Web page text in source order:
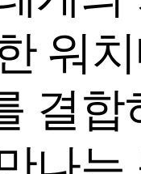
워
결